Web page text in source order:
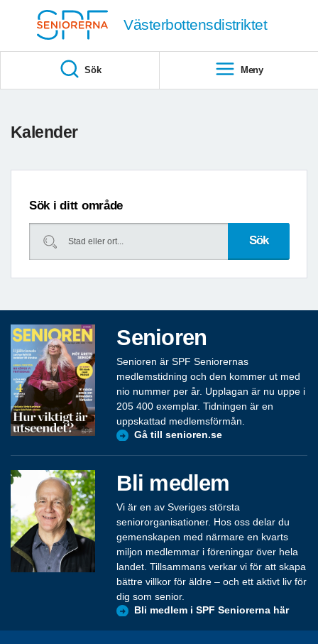
Västerbottensdistriktet
Sök Meny
Kalender
Föregående
datum
Sök i ditt område
Senioren
Senioren är SPF Seniorernas
medlemstidning och den kommer ut med
nio nummer per år. Upplagan är nu uppe i
205 400 exemplar. Tidningen är en
uppskattad medlemsförmån.
Gå till senioren.se
Bli medlem
Vi är en av Sveriges största
seniororganisationer. Hos oss delar du
gemenskapen med närmare en kvarts
miljon medlemmar i föreningar över hela
landet. Tillsammans verkar vi för att skapa
bättre villkor för äldre – och ett aktivt liv för
dig som senior.
Bli medlem i SPF Seniorerna här